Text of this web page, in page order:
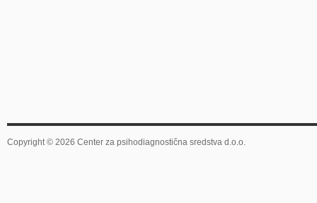
Copyright © 2026 Center za psihodiagnostična sredstva d.o.o.